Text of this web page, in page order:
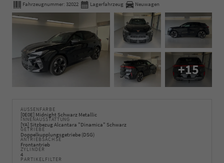
Fahrzeugnummer: 32022 Lagerfahrzeug Neuwagen
+15
AUSSENFARBE
[0E0E] Midnight Schwarz Metallic
INNENAUSSTATTUNG
[YA] Sitzbezug Alcantara "Dinamica" Schwarz
GETRIEBE
Doppelkupplungsgetriebe (DSG)
ANTRIEBSACHSE
Frontantrieb
ZYLINDER
4
PARTIKELFILTER